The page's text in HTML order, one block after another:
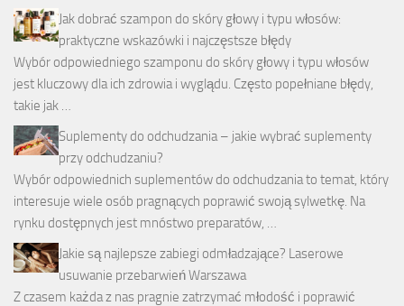
Jak dobrać szampon do skóry głowy i typu włosów:
praktyczne wskazówki i najczęstsze błędy
Wybór odpowiedniego szamponu do skóry głowy i typu włosów
jest kluczowy dla ich zdrowia i wyglądu. Często popełniane błędy,
takie jak …
Suplementy do odchudzania – jakie wybrać suplementy
przy odchudzaniu?
Wybór odpowiednich suplementów do odchudzania to temat, który
interesuje wiele osób pragnących poprawić swoją sylwetkę. Na
rynku dostępnych jest mnóstwo preparatów, …
Jakie są najlepsze zabiegi odmładzające? Laserowe
usuwanie przebarwień Warszawa
Z czasem każda z nas pragnie zatrzymać młodość i poprawić